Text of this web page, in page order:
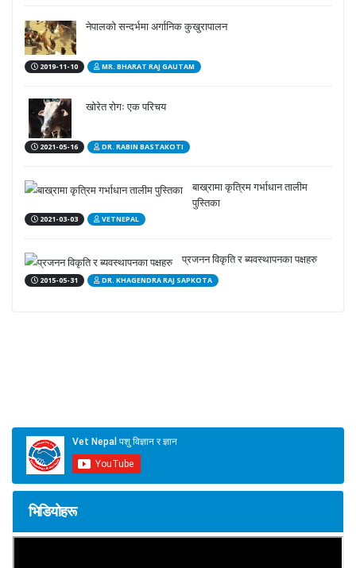
नेपालको सन्दर्भमा अर्गानिक कुखुरापालन
2019-11-10 MR. BHARAT RAJ GAUTAM
खोरेत रोगः एक परिचय
2021-05-16 DR. RABIN BASTAKOTI
बाख्रामा कृत्रिम गर्भाधान तालीम
पुस्तिका
2021-03-03 VETNEPAL
प्रजनन विकृति र ब्यवस्थापनका पक्षहरु
2015-05-31 DR. KHAGENDRA RAJ SAPKOTA
भिडियोहरू